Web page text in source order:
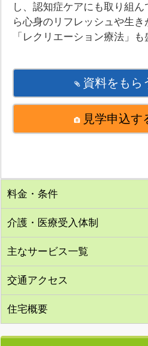
し、認知症ケアにも取り組
ら心身のリフレッシュや生
「レクリエーション療法」も
資料をもら
見学申込す
料金・条件
介護・医療受入体制
主なサービス一覧
交通アクセス
住宅概要